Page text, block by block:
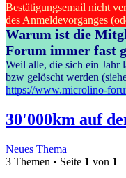
Bestätigungsemail nicht
des Anmeldevorganges
Warum ist die
Forum immer fast
Weil alle, die sich ein Jahr
bzw gelöscht werden
https://www.microlino-
30'000km auf
Neues Thema
3 Themen • Seite 1 von 1